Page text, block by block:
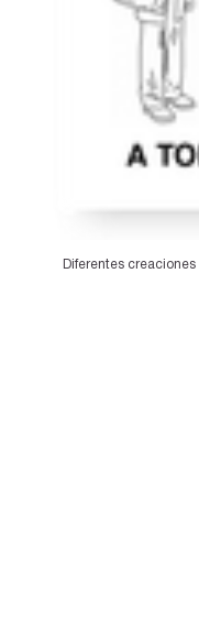
Diferentes